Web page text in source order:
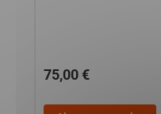
75,00 €